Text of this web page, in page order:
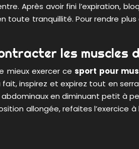
Après avoir fini l’expiration,
tranquillité. Pour rendre
les muscles
mieux exercer cesport pour
inspirez et expirez tout en
en diminuant petit à
allongée, refaites l’exercice